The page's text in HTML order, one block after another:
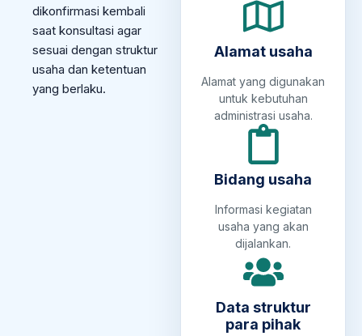
dikonfirmasi kembali
saat konsultasi agar
sesuai dengan struktur
usaha dan ketentuan
yang berlaku.
Alamat usaha
Alamat yang digunakan
untuk kebutuhan
administrasi usaha.
Bidang usaha
Informasi kegiatan
usaha yang akan
dijalankan.
Data struktur
para pihak